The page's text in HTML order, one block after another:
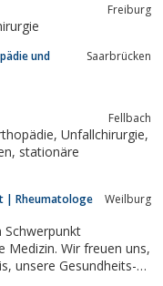
Freiburg
und
Saarbrücken
Fellbach
| Rheumatologe
Weilburg
Schwerpunkt